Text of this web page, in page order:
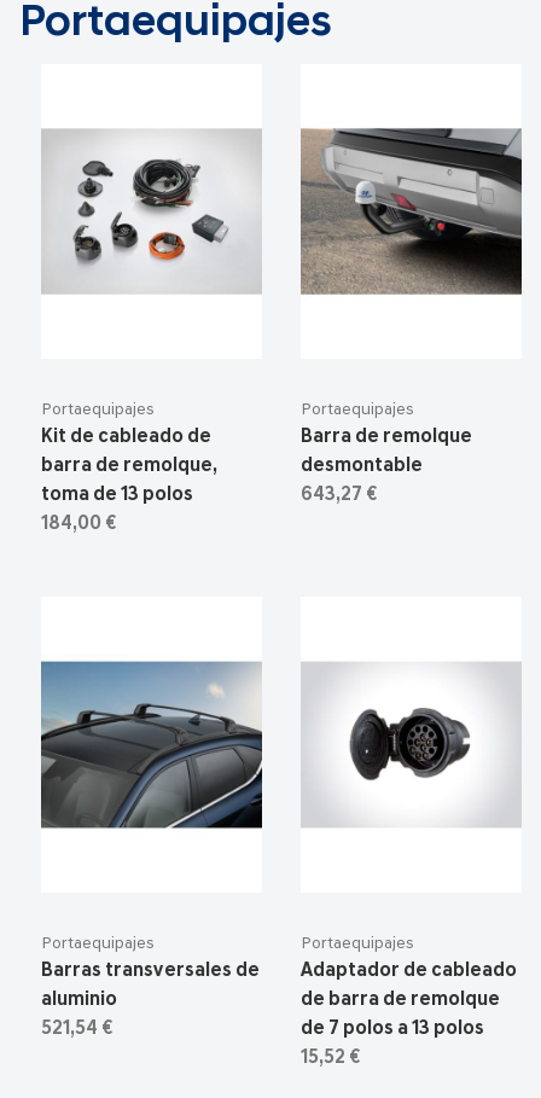
Portaequipajes
Portaequipajes
Kit de cableado de
barra de remolque,
toma de 13 polos
184,00 €
Portaequipajes
Barra de remolque
desmontable
643,27 €
Portaequipajes
Barras transversales de
aluminio
521,54 €
Portaequipajes
Adaptador de cableado
de barra de remolque
de 7 polos a 13 polos
15,52 €